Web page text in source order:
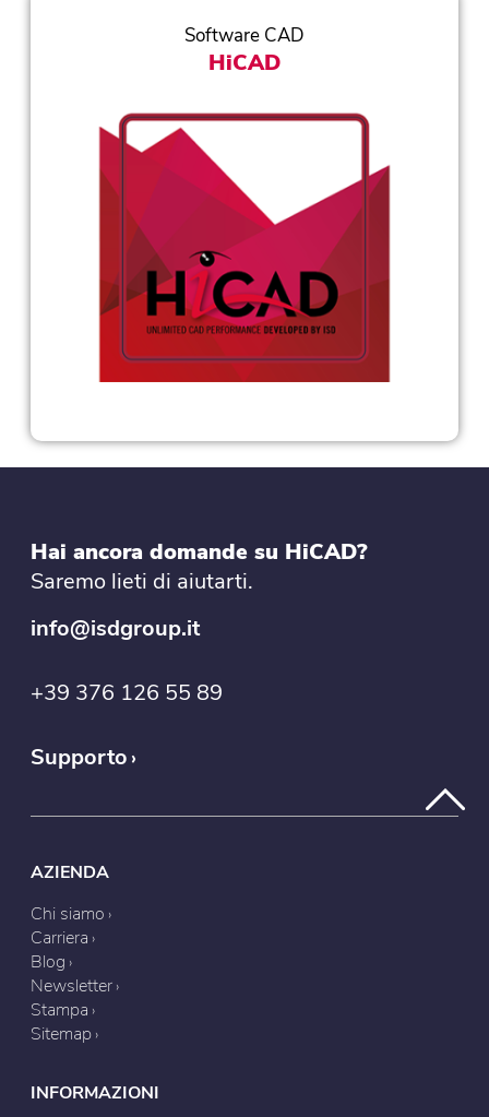
Software CAD
HiCAD
Hai ancora domande su HiCAD?
Saremo lieti di aiutarti.
info@isdgroup.it
+39 376 126 55 89
Supporto
AZIENDA
Chi siamo
Carriera
Blog
Newsletter
Stampa
Sitemap
INFORMAZIONI